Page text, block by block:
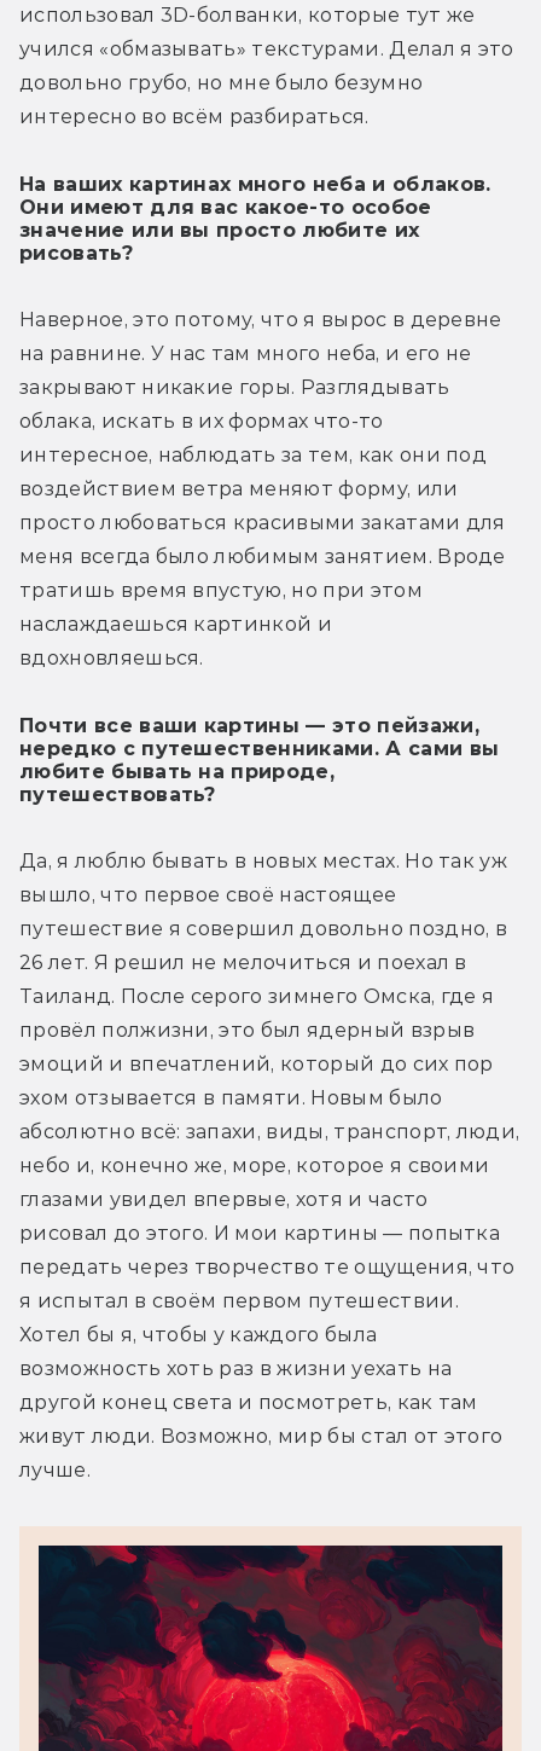
использовал 3D-болванки, которые тут же
учился «обмазывать» текстурами. Делал я это
довольно грубо, но мне было безумно
интересно во всём разбираться.
На ваших картинах много неба и облаков.
Они имеют для вас какое-то особое
значение или вы просто любите их
рисовать?
Наверное, это потому, что я вырос в деревне
на равнине. У нас там много неба, и его не
закрывают никакие горы. Разглядывать
облака, искать в их формах что-то
интересное, наблюдать за тем, как они под
воздействием ветра меняют форму, или
просто любоваться красивыми закатами для
меня всегда было любимым занятием. Вроде
тратишь время впустую, но при этом
наслаждаешься картинкой и
вдохновляешься.
Почти все ваши картины — это пейзажи,
нередко с путешественниками. А сами вы
любите бывать на природе,
путешествовать?
Да, я люблю бывать в новых местах. Но так уж
вышло, что первое своё настоящее
путешествие я совершил довольно поздно, в
26 лет. Я решил не мелочиться и поехал в
Таиланд. После серого зимнего Омска, где я
провёл полжизни, это был ядерный взрыв
эмоций и впечатлений, который до сих пор
эхом отзывается в памяти. Новым было
абсолютно всё: запахи, виды, транспорт, люди,
небо и, конечно же, море, которое я своими
глазами увидел впервые, хотя и часто
рисовал до этого. И мои картины — попытка
передать через творчество те ощущения, что
я испытал в своём первом путешествии.
Хотел бы я, чтобы у каждого была
возможность хоть раз в жизни уехать на
другой конец света и посмотреть, как там
живут люди. Возможно, мир бы стал от этого
лучше.